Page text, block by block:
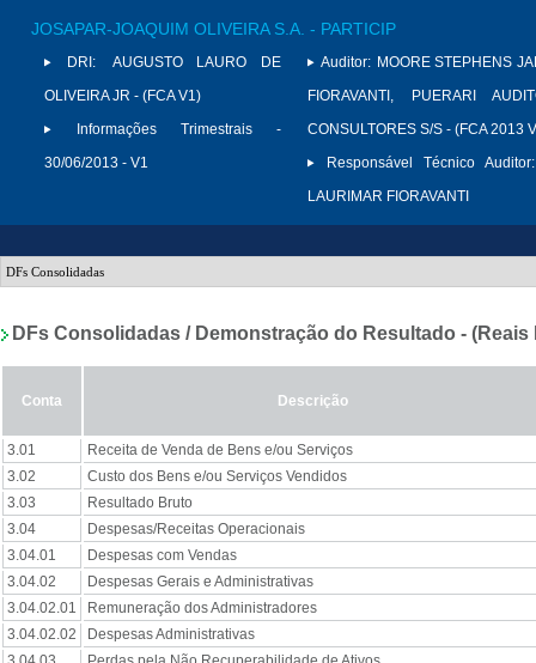
JOSAPAR-JOAQUIM OLIVEIRA S.A. - PARTICIP
DRI:
AUGUSTO LAURO DE
OLIVEIRA JR - (FCA V1)
Informações Trimestrais -
30/06/2013 - V1
Auditor: MOORE STEPHENS
FIORAVANTI, PUERARI
CONSULTORES S/S - (FCA 2013
Responsável Técnico Auditor:
LAURIMAR FIORAVANTI